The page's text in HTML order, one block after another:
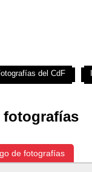
fotografías
de fotografías
del CdF